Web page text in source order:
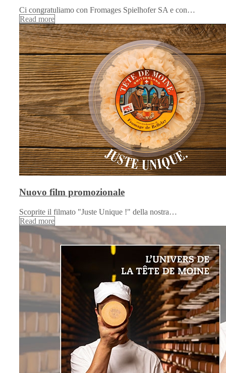
Ci congratuliamo con Fromages Spielhofer SA e con…
Read more
Nuovo film promozionale
Scoprite il filmato "Juste Unique !" della nostra…
Read more